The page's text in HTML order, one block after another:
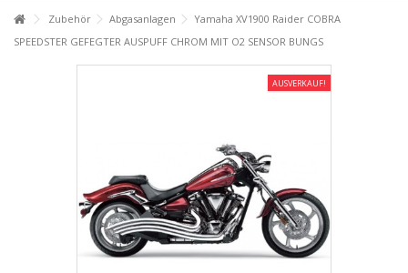
Zubehör Abgasanlagen
Yamaha XV1900 Raider COBRA
SPEEDSTER GEFEGTER AUSPUFF CHROM MIT O2 SENSOR BUNGS
AUSVERKAUF!